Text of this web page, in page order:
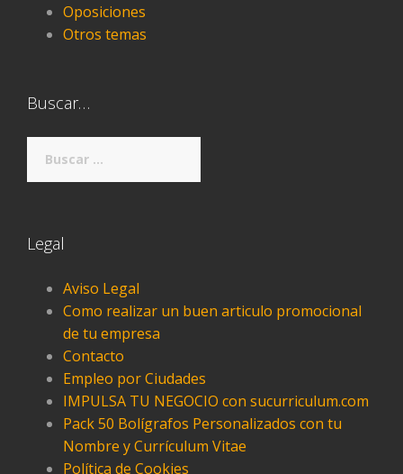
Oposiciones
Otros temas
Buscar…
Legal
Aviso Legal
Como realizar un buen articulo promocional
de tu empresa
Contacto
Empleo por Ciudades
IMPULSA TU NEGOCIO con sucurriculum.com
Pack 50 Bolígrafos Personalizados con tu
Nombre y Currículum Vitae
Política de Cookies